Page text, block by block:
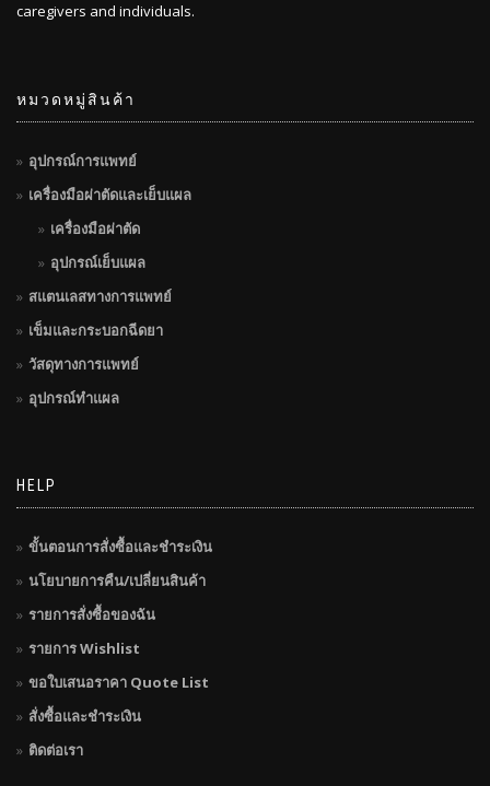
caregivers and individuals.
หมวดหมู่สินค้า
อุปกรณ์การแพทย์
เครื่องมือผ่าตัดและเย็บแผล
เครื่องมือผ่าตัด
อุปกรณ์เย็บแผล
สแตนเลสทางการแพทย์
เข็มและกระบอกฉีดยา
วัสดุทางการแพทย์
อุปกรณ์ทำแผล
HELP
ขั้นตอนการสั่งซื้อและชำระเงิน
นโยบายการคืน/เปลี่ยนสินค้า
รายการสั่งซื้อของฉัน
รายการ Wishlist
ขอใบเสนอราคา Quote List
สั่งซื้อและชำระเงิน
ติดต่อเรา